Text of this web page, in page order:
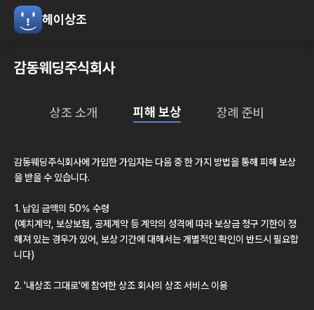
헤이상조
감동웨딩주식회사
상조 소개 피해 보상 장례 준비
감동웨딩주식회사에 가입한 가입자는 다음 중 한 가지 방법을 통해 피해 보상
을 받을 수 있습니다.
1. 납입 금액의 50% 수령
(예치계약, 보상보험, 공제계약 등 계약의 성격에 따라 보상금 청구 기한이 정
해져 있는 경우가 있어, 보상 기간에 대해서는 개별적인 확인이 반드시 필요합
니다)
2. '내상조 그대로'에 참여한 상조 회사의 상조 서비스 이용